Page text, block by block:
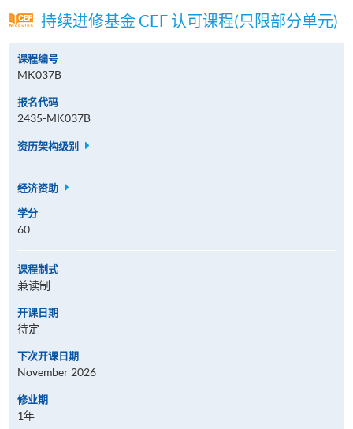
持续进修基金 CEF 认可课程(只限部分单元)
课程编号
MK037B
报名代码
2435-MK037B
资历架构级别
经济资助
学分
60
课程制式
兼读制
开课日期
待定
下次开课日期
November 2026
修业期
1年